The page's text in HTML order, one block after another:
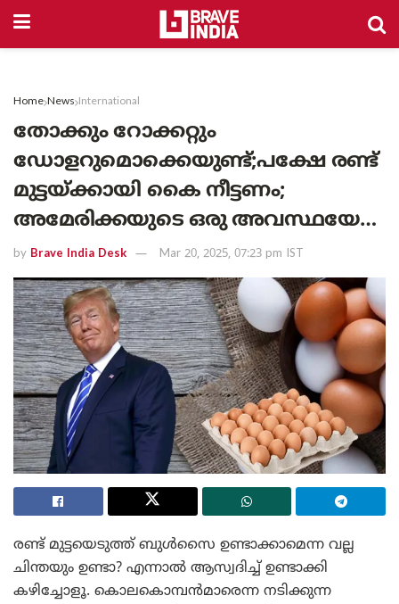
Home News International
തോക്കും റോക്കറ്റും
ഡോളറുമൊക്കെയുണ്ട്;പക്ഷേ രണ്ട്
മുട്ടയ്ക്കായി കൈ നീട്ടണം;
അമേരിക്കയുടെ ഒരു അവസ്ഥയേ…
by Brave India Desk Mar 20, 2025, 07:23 pm IST
രണ്ട് മുട്ടയെടുത്ത് ബുൾസൈ ഉണ്ടാക്കാമെന്ന വല്ല
ചിന്തയും ഉണ്ടാ? എന്നാൽ ആസ്വദിച്ച് ഉണ്ടാക്കി
കഴിച്ചോളൂ. കൊലകൊമ്പൻമാരെന്ന നടിക്കുന്ന